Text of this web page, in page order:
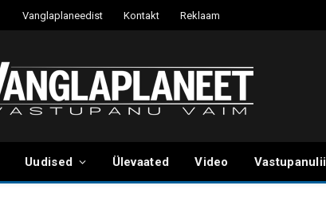
Vanglaplaneedist Kontakt Reklaam
Uudised Ülevaated Video